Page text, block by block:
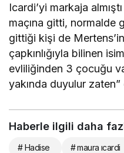
Icardi’yi markaja
maçına gitti, normalde
gittiği kişi de
çapkınlığıyla bilinen
evliliğinden 3 çocuğu
yakında duyulur zaten”
Haberle ilgili daha
# Hadise # maura ıcardi